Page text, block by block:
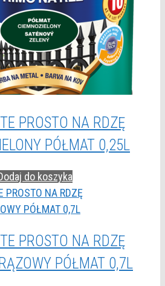
PROSTO NA RDZĘ
PÓŁMAT 0,25L
do koszyka
PROSTO NA RDZĘ
PÓŁMAT 0,7L